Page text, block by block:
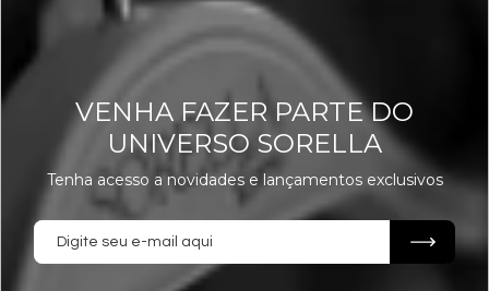
VENHA FAZER PARTE DO
UNIVERSO SORELLA
Tenha acesso a novidades e lançamentos exclusivos